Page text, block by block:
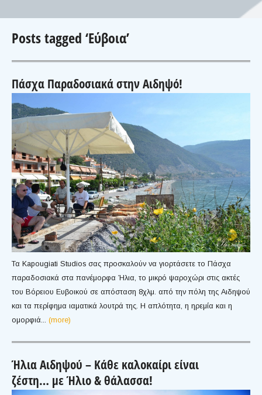
Posts tagged ‘Εύβοια’
Πάσχα Παραδοσιακά στην Αιδηψό!
Τα Kapougiati Studios σας προσκαλούν να γιορτάσετε το Πάσχα
παραδοσιακά στα πανέμορφα Ήλια, το μικρό ψαροχώρι στις ακτές
του Βόρειου Ευβοικού σε απόσταση 8χλμ. από την πόλη της Αιδηψού
και τα περίφημα ιαματικά λουτρά της. Η απλότητα, η ηρεμία και η
ομορφιά... (more)
Ήλια Αιδηψού – Κάθε καλοκαίρι είναι
ζέστη… με Ήλιο & θάλασσα!